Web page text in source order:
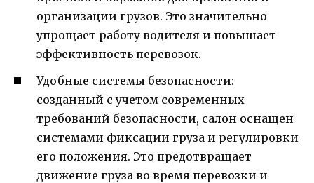
организации грузов. Это значительно
упрощает работу водителя и повышает
эффективность перевозок.
Удобные системы безопасности:
созданный с учетом современных
требований безопасности, салон оснащен
системами фиксации груза и регулировки
его положения. Это предотвращает
движение груза во время перевозки и